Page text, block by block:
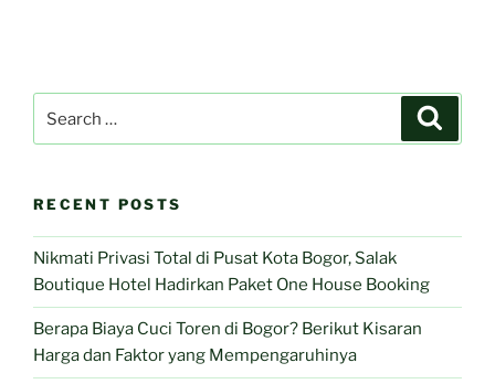
for:
RECENT POSTS
Nikmati Privasi Total di Pusat Kota Bogor, Salak
Boutique Hotel Hadirkan Paket One House Booking
Berapa Biaya Cuci Toren di Bogor? Berikut Kisaran
Harga dan Faktor yang Mempengaruhinya